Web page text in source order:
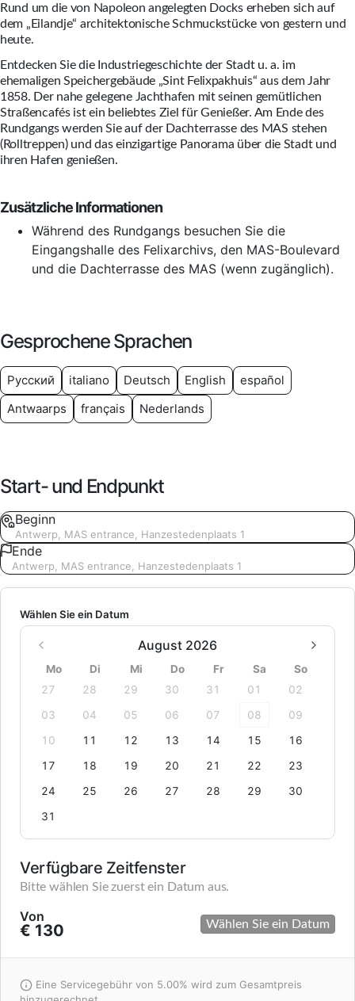
Rund um die von Napoleon angelegten Docks erheben sich auf
dem „Eilandje“ architektonische Schmuckstücke von gestern und
heute.
Entdecken Sie die Industriegeschichte der Stadt u. a. im
ehemaligen Speichergebäude „Sint Felixpakhuis“ aus dem Jahr
1858. Der nahe gelegene Jachthafen mit seinen gemütlichen
Straßencafés ist ein beliebtes Ziel für Genießer. Am Ende des
Rundgangs werden Sie auf der Dachterrasse des MAS stehen
(Rolltreppen) und das einzigartige Panorama über die Stadt und
ihren Hafen genießen.
Zusätzliche Informationen
Während des Rundgangs besuchen Sie die
Eingangshalle des Felixarchivs, den MAS-Boulevard
und die Dachterrasse des MAS (wenn zugänglich).
Gesprochene Sprachen
Русский italiano Deutsch English
español
Antwaarps
français Nederlands
Start- und Endpunkt
Beginn
Antwerp, MAS entrance, Hanzestedenplaats 1
Ende
Antwerp, MAS entrance, Hanzestedenplaats 1
Wählen Sie ein Datum
August 2026
Mo Di Mi Do Fr Sa
So
27
28 29 30 31 01
02
03
04 05 06 07 08
09
10
11 12 13 14 15
16
17
18 19 20 21 22
23
24
25 26 27 28 29
30
31
Verfügbare Zeitfenster
Bitte wählen Sie zuerst ein Datum aus.
Von
€ 130 Wählen Sie ein Datum
Eine Servicegebühr von 5.00% wird zum Gesamtpreis